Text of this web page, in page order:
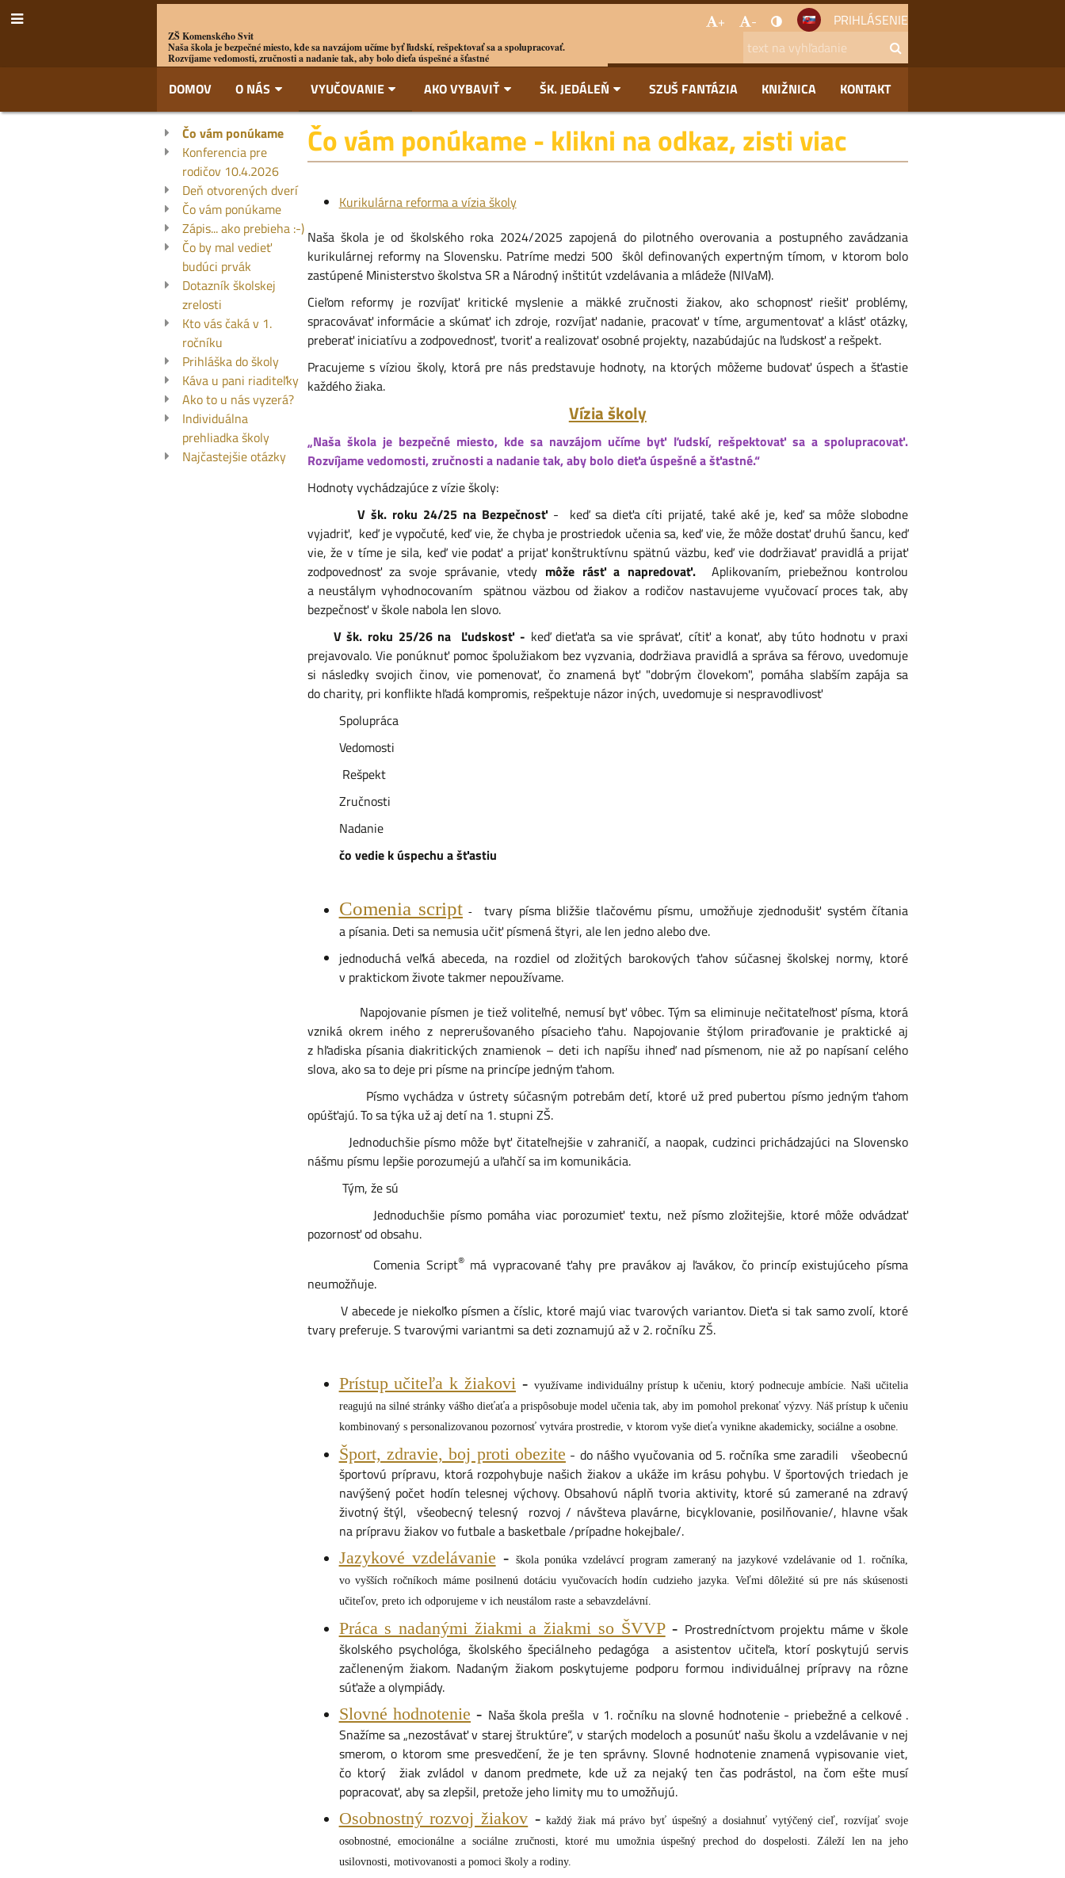
ZŠ Komenského Svit
Naša škola je bezpečné miesto, kde sa navzájom učíme byť ľudskí, rešpektovať sa a spolupracovať.
Rozvíjame vedomosti, zručnosti a nadanie tak, aby bolo dieťa úspešné a šťastné
+ - PRIHLÁSENIE
DOMOV O NÁS VYUČOVANIE AKO VYBAVIŤ ŠK. JEDÁLEŇ SZUŠ FANTÁZIA KNIŽNICA KONTAKT
Chcem
vedieť
viac
Čo vám ponúkame
Konferencia pre
rodičov 10.4.2026
Deň otvorených dverí
Čo vám ponúkame
Zápis... ako prebieha :-)
Čo by mal vedieť
budúci prvák
Dotazník školskej
zrelosti
Kto vás čaká v 1.
ročníku
Prihláška do školy
Káva u pani riaditeľky
Ako to u nás vyzerá?
Individuálna
prehliadka školy
Najčastejšie otázky
Čo vám ponúkame - klikni na odkaz, zisti viac
Kurikulárna reforma a vízia školy
Naša škola je od školského roka 2024/2025 zapojená do pilotného overovania a postupného zavádzania
kurikulárnej reformy na Slovensku. Patríme medzi 500 škôl definovaných expertným tímom, v ktorom bolo
zastúpené Ministerstvo školstva SR a Národný inštitút vzdelávania a mládeže (NIVaM).
Cieľom reformy je rozvíjať kritické myslenie a mäkké zručnosti žiakov, ako schopnosť riešiť problémy,
spracovávať informácie a skúmať ich zdroje, rozvíjať nadanie, pracovať v tíme, argumentovať a klásť otázky,
preberať iniciatívu a zodpovednosť, tvoriť a realizovať osobné projekty, nazabúdajúc na ľudskosť a rešpekt.
Pracujeme s víziou školy, ktorá pre nás predstavuje hodnoty, na ktorých môžeme budovať úspech a šťastie
každého žiaka.
Vízia školy
„Naša škola je bezpečné miesto, kde sa navzájom učíme byť ľudskí, rešpektovať sa a spolupracovať.
Rozvíjame vedomosti, zručnosti a nadanie tak, aby bolo dieťa úspešné a šťastné.“
Hodnoty vychádzajúce z vízie školy:
V šk. roku 24/25 na Bezpečnosť- keď sa dieťa cíti prijaté, také aké je, keď sa môže slobodne
vyjadriť, keď je vypočuté, keď vie, že chyba je prostriedok učenia sa, keď vie, že môže dostať druhú šancu, keď
vie, že v tíme je sila, keď vie podať a prijať konštruktívnu spätnú väzbu, keď vie dodržiavať pravidlá a prijať
zodpovednosť za svoje správanie, vtedy môže rásť a napredovať.
Aplikovaním, priebežnou kontrolou
a neustálym vyhodnocovaním spätnou väzbou od žiakov a rodičov nastavujeme vyučovací proces tak, aby
bezpečnosť v škole nabola len slovo.
V šk. roku 25/26 na Ľudskosť - keď dieťaťa sa vie správať, cítiť a konať, aby túto hodnotu v praxi
prejavovalo. Vie ponúknuť pomoc špolužiakom bez vyzvania, dodržiava pravidlá a správa sa férovo, uvedomuje
si následky svojich činov, vie pomenovať, čo znamená byť "dobrým človekom", pomáha slabším zapája sa
do charity, pri konflikte hľadá kompromis, rešpektuje názor iných, uvedomuje si nespravodlivosť
Spolupráca
Vedomosti
Rešpekt
Zručnosti
Nadanie
čo vedie k úspechu a šťastiu
Comenia script -tvary písma bližšie tlačovému písmu, umožňuje zjednodušiť systém čítania
a písania. Deti sa nemusia učiť písmená štyri, ale len jedno alebo dve.
jednoduchá veľká abeceda, na rozdiel od zložitých barokových ťahov súčasnej školskej normy, ktoré
v praktickom živote takmer nepoužívame.
Napojovanie písmen je tiež voliteľné, nemusí byť vôbec. Tým sa eliminuje nečitateľnosť písma, ktorá
vzniká okrem iného z neprerušovaného písacieho ťahu. Napojovanie štýlom priraďovanie je praktické aj
z hľadiska písania diakritických znamienok – deti ich napíšu ihneď nad písmenom, nie až po napísaní celého
slova, ako sa to deje pri písme na princípe jedným ťahom.
Písmo vychádza v ústrety súčasným potrebám detí, ktoré už pred pubertou písmo jedným ťahom
opúšťajú. To sa týka už aj detí na 1. stupni ZŠ.
Jednoduchšie písmo môže byť čitateľnejšie v zahraničí, a naopak, cudzinci prichádzajúci na Slovensko
nášmu písmu lepšie porozumejú a uľahčí sa im komunikácia.
Tým, že sú
Jednoduchšie písmo pomáha viac porozumieť textu, než písmo zložitejšie, ktoré môže odvádzať
pozornosť od obsahu.
Comenia Script®má vypracované ťahy pre pravákov aj ľavákov, čo princíp existujúceho písma
neumožňuje.
V abecede je niekoľko písmen a číslic, ktoré majú viac tvarových variantov. Dieťa si tak samo zvolí, ktoré
tvary preferuje. S tvarovými variantmi sa deti zoznamujú až v 2. ročníku ZŠ.
Prístup učiteľa k žiakovi - využívame individuálny prístup k učeniu, ktorý podnecuje ambície. Naši učitelia
reagujú na silné stránky vášho dieťaťa a prispôsobuje model učenia tak, aby im pomohol prekonať výzvy. Náš prístup k učeniu
kombinovaný s personalizovanou pozornosť vytvára prostredie, v ktorom vyše dieťa vynikne akademicky, sociálne a osobne.
Šport, zdravie, boj proti obezite - do nášho vyučovania od 5. ročníka sme zaradili všeobecnú
športovú prípravu, ktorá rozpohybuje našich žiakov a ukáže im krásu pohybu. V športových triedach je
navýšený počet hodín telesnej výchovy. Obsahovú náplň tvoria aktivity, ktoré sú zamerané na zdravý
životný štýl, všeobecný telesný rozvoj / návšteva plavárne, bicyklovanie, posilňovanie/, hlavne však
na prípravu žiakov vo futbale a basketbale /prípadne hokejbale/.
Jazykové vzdelávanie - škola ponúka vzdelávcí program zameraný na jazykové vzdelávanie od 1. ročníka,
vo vyšších ročníkoch máme posilnenú dotáciu vyučovacích hodín cudzieho jazyka. Veľmi dôležité sú pre nás skúsenosti
učiteľov, preto ich odporujeme v ich neustálom raste a sebavzdelávní.
Práca s nadanými žiakmi a žiakmi so ŠVVP- Prostredníctvom projektu máme v škole
školského psychológa, školského špeciálneho pedagóga a asistentov učiteľa, ktorí poskytujú servis
začleneným žiakom. Nadaným žiakom poskytujeme podporu formou individuálnej prípravy na rôzne
súťaže a olympiády.
Slovné hodnotenie - Naša škola prešla v 1. ročníku na slovné hodnotenie - priebežné a celkové .
Snažíme sa „nezostávať v starej štruktúre“, v starých modeloch a posunúť našu školu a vzdelávanie v nej
smerom, o ktorom sme presvedčení, že je ten správny. Slovné hodnotenie znamená vypisovanie viet,
čo ktorý žiak zvládol v danom predmete, kde už za nejaký ten čas podrástol, na čom ešte musí
popracovať, aby sa zlepšil, pretože jeho limity mu to umožňujú.
Osobnostný rozvoj žiakov - každý žiak má právo byť úspešný a dosiahnuť vytýčený cieľ, rozvíjať svoje
osobnostné, emocionálne a sociálne zručnosti, ktoré mu umožnia úspešný prechod do dospelosti. Záleží len na jeho
usilovnosti, motivovanosti a pomoci školy a rodiny.